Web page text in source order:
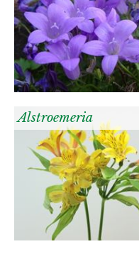
Alstroemeria